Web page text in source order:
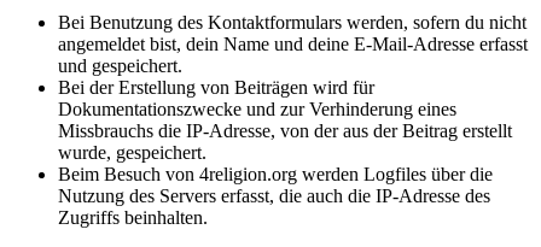
Bei Benutzung des Kontaktformulars werden, sofern du nicht
angemeldet bist, dein Name und deine E-Mail-Adresse erfasst
und gespeichert.
Bei der Erstellung von Beiträgen wird für
Dokumentationszwecke und zur Verhinderung eines
Missbrauchs die IP-Adresse, von der aus der Beitrag erstellt
wurde, gespeichert.
Beim Besuch von 4religion.org werden Logfiles über die
Nutzung des Servers erfasst, die auch die IP-Adresse des
Zugriffs beinhalten.